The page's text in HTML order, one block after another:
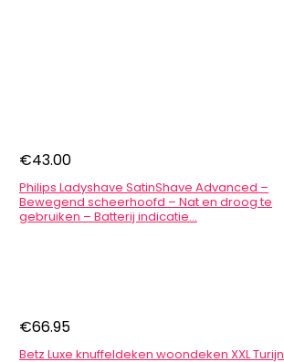
€43.00
Philips Ladyshave SatinShave Advanced –
Bewegend scheerhoofd – Nat en droog te
gebruiken – Batterij indicatie…
€66.95
Betz Luxe knuffeldeken woondeken XXL Turijn